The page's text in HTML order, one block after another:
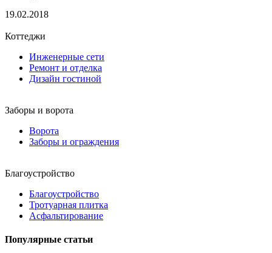
19.02.2018
Коттеджи
Инженерные сети
Ремонт и отделка
Дизайн гостиной
Заборы и ворота
Ворота
Заборы и ограждения
Благоустройство
Благоустройство
Тротуарная плитка
Асфальтирование
Популярные статьи